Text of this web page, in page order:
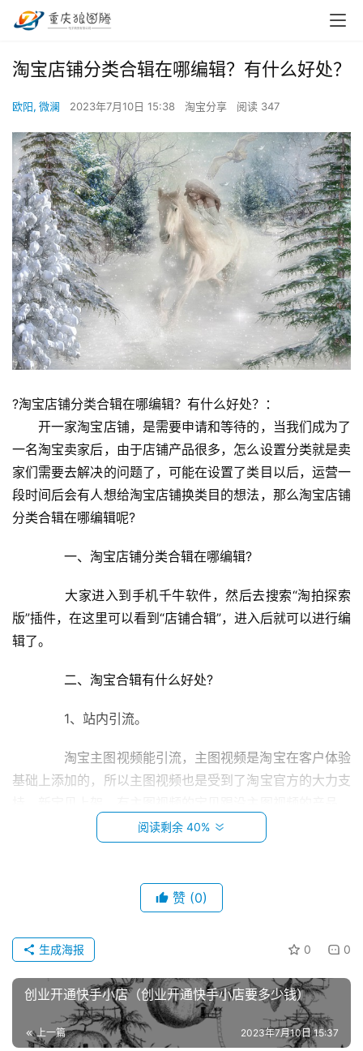
首
页
小
创
淘宝店铺分类合辑在哪编辑？有什么好处？
欧阳, 微澜 2023年7月10日 15:38 淘宝分享 阅读 347
?淘宝店铺分类合辑在哪编辑？有什么好处？：
开一家淘宝店铺，是需要申请和等待的，当我们成为了
一名淘宝卖家后，由于店铺产品很多，怎么设置分类就是卖
家们需要去解决的问题了，可能在设置了类目以后，运营一
段时间后会有人想给淘宝店铺换类目的想法，那么淘宝店铺
分类合辑在哪编辑呢?
一、淘宝店铺分类合辑在哪编辑?
大家进入到手机千牛软件，然后去搜索“淘拍探索
版”插件，在这里可以看到“店铺合辑”，进入后就可以进行编
辑了。
二、淘宝合辑有什么好处?
1、站内引流。
淘宝主图视频能引流，主图视频是淘宝在客户体验
基础上添加的，所以主图视频也是受到了淘宝官方的大力支
权重是不一样的，有主图视频的宝贝权重要高，而且有主图
视频的宝贝，能够在淘宝站内的“淘宝视频-视频导购”中得
2、视频网站推广。
既然已经做好了视频，如果将我们店铺中的主图视
道，是不是可以获得从淘宝站外的引流精准流量呢?愿意看
你这个视频的人大多都是有购买这款产品需求的人群，所以
受众群体是比较精准的。
阅读剩余 40%
赞 (0)
0 0
生成海报
创业开通快手小店（创业开通快手小店要多少钱）
上一篇 2023年7月10日 15:37